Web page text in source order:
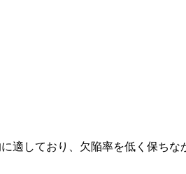
適しており、欠陥率を低く保ちな